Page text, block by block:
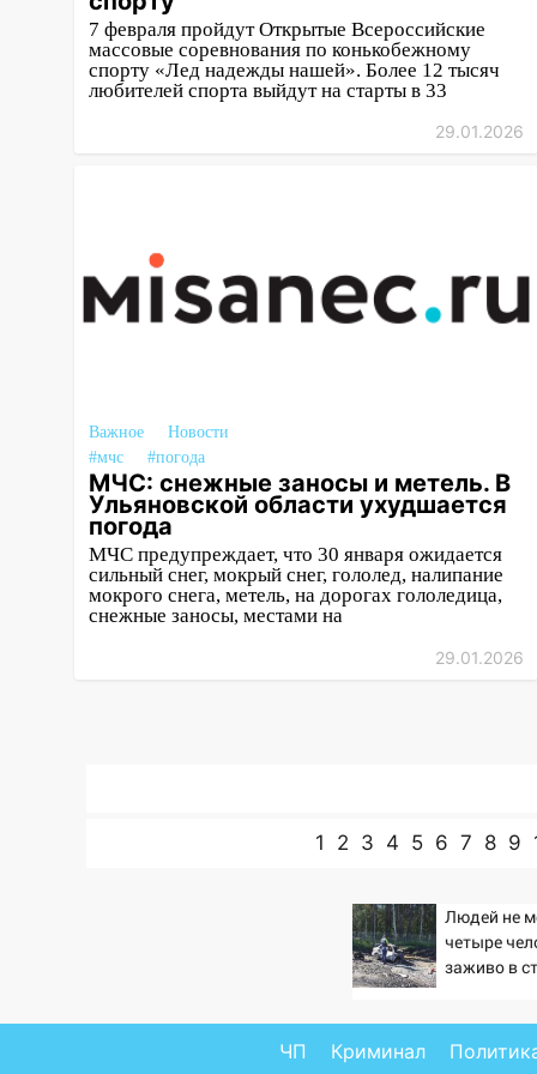
15:27 Прокуратура проверяет
капремонт школы в селе
Кивать
14:40
Ульяновске запретили
остановку автомобилей на 50-
метровом участке
«Наше время» с
мотофристайлом и концертом
«Мураками»
14:04
Жару смоет ливнями:
прогноз погоды в Ульяновской
области на выходные 8-9
августа
страйкбольную гранату: его
На Ульяновскую область
надвигается сильнейшая
непогода: град и шквал до 27
7 февраля пройдут Открытые Всероссийские
массовые соревнования по конькобежному
спорту «Лед надежды нашей». Более 12 тысяч
любителей спорта выйдут на старты в 33
29.01.2026
Важное
Новости
#мчс
#погода
МЧС: снежные заносы и метель. В
Ульяновской области ухудшается
погода
МЧС предупреждает, что 30 января ожидается
сильный снег, мокрый снег, гололед, налипание
мокрого снега, метель, на дорогах гололедица,
снежные заносы, местами на
29.01.2026
1 2 3 4 5 6 7 8 9
Людей не
четыре
заживо в
ЧП Криминал